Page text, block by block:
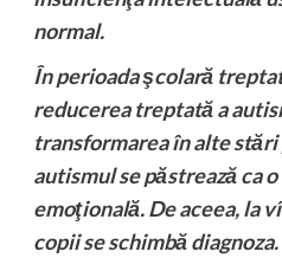
normal.
În perioada şcolară
reducerea treptată a
transformarea în alte
autismul se păstrează ca
emoţională. De aceea, la
copii se schimbă